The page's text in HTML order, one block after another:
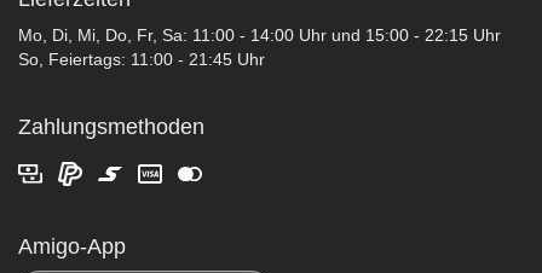
Mo, Di, Mi, Do, Fr, Sa: 11:00 - 14:00 Uhr und 15:00 - 22:15 Uhr
So, Feiertags: 11:00 - 21:45 Uhr
Zahlungsmethoden
Amigo-App